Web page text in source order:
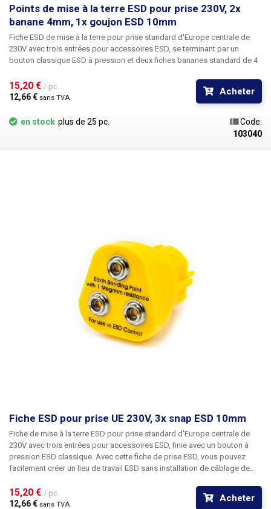
Points de mise à la terre ESD pour prise 230V, 2x
banane 4mm, 1x goujon ESD 10mm
Fiche ESD de mise à la terre pour prise standard d'Europe centrale de
230V avec trois entrées pour accessoires ESD, se terminant par un
bouton classique ESD à pression et deux fiches bananes standard de 4
facilement un poste de travail ESD sans installation de câbles de mise à
la terre. La broche de protection de la prise suffit pour la mise à la terre.
Les conducteurs de phase et de neutre de la prise sont en plastique, la
seule partie conductrice étant la terre, qui est protégée par une
résistance de 1MΩ, ce qui garantit une sécurité maximale. En outre, les
d'accessoires ESD tels que les bracelets ESD, les stations de soudage
15,20 € / pc.
12,66 € sans TVA
Acheter
en stock plus de 25 pc.
Code:
103040
Fiche ESD pour prise UE 230V, 3x snap ESD 10mm
Fiche de mise à la terre ESD pour prise standard d'Europe centrale de
230V avec trois entrées pour accessoires ESD, finie avec un bouton à
pression ESD classique. Avec cette fiche de prise ESD, vous pouvez
facilement créer un lieu de travail ESD sans installation de câblage de
terre. Les conducteurs de phase et de neutre de la prise sont en
plastique, la seule partie conductrice étant la terre, qui est protégée par
15,20 € / pc.
12,66 € sans TVA
Acheter